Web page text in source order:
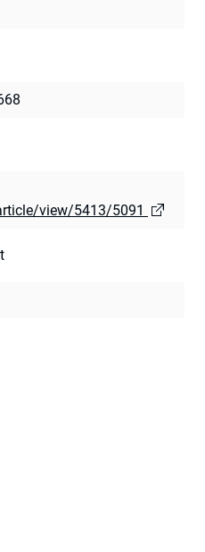
view/5413/5091